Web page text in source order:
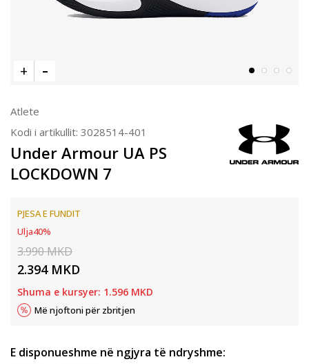
Atlete
Kodi i artikullit: 3028514-401
Under Armour UA PS
LOCKDOWN 7
PJESA E FUNDIT
Ulja40%
3.990MKD
2.394 MKD
Shuma e kursyer: 1.596 MKD
Më njoftoni për zbritjen
E disponueshme në ngjyra të ndryshme: